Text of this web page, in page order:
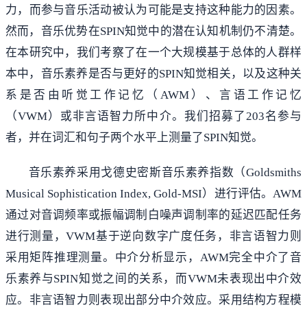
力，而参与音乐活动被认为可能是支持这种能力的因素。
然而，音乐优势在SPIN知觉中的潜在认知机制仍不清楚。
在本研究中，我们考察了在一个大规模基于总体的人群样
本中，音乐素养是否与更好的SPIN知觉相关，以及这种关
系是否由听觉工作记忆（AWM）、言语工作记忆
（VWM）或非言语智力所中介。我们招募了203名参与
者，并在词汇和句子两个水平上测量了SPIN知觉。
音乐素养采用戈德史密斯音乐素养指数（Goldsmiths
Musical Sophistication Index, Gold-MSI）进行评估。AWM
通过对音调频率或振幅调制白噪声调制率的延迟匹配任务
进行测量，VWM基于逆向数字广度任务，非言语智力则
采用矩阵推理测量。中介分析显示，AWM完全中介了音
乐素养与SPIN知觉之间的关系，而VWM未表现出中介效
应。非言语智力则表现出部分中介效应。采用结构方程模